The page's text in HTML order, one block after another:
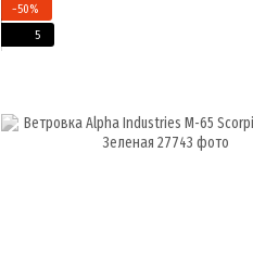
−50%
5